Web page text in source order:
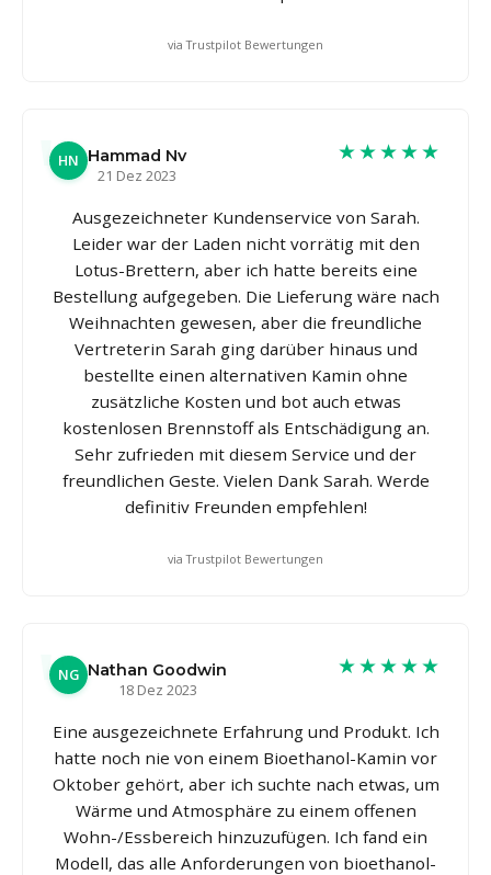
via Trustpilot Bewertungen
HN Hammad Nv
21 Dez 2023
★★★★★
Ausgezeichneter Kundenservice von Sarah.
Leider war der Laden nicht vorrätig mit den
Lotus-Brettern, aber ich hatte bereits eine
Bestellung aufgegeben. Die Lieferung wäre nach
Weihnachten gewesen, aber die freundliche
Vertreterin Sarah ging darüber hinaus und
bestellte einen alternativen Kamin ohne
zusätzliche Kosten und bot auch etwas
kostenlosen Brennstoff als Entschädigung an.
Sehr zufrieden mit diesem Service und der
freundlichen Geste. Vielen Dank Sarah. Werde
definitiv Freunden empfehlen!
via Trustpilot Bewertungen
NG Nathan Goodwin
18 Dez 2023
★★★★★
Eine ausgezeichnete Erfahrung und Produkt. Ich
hatte noch nie von einem Bioethanol-Kamin vor
Oktober gehört, aber ich suchte nach etwas, um
Wärme und Atmosphäre zu einem offenen
Wohn-/Essbereich hinzuzufügen. Ich fand ein
Modell, das alle Anforderungen von bioethanol-